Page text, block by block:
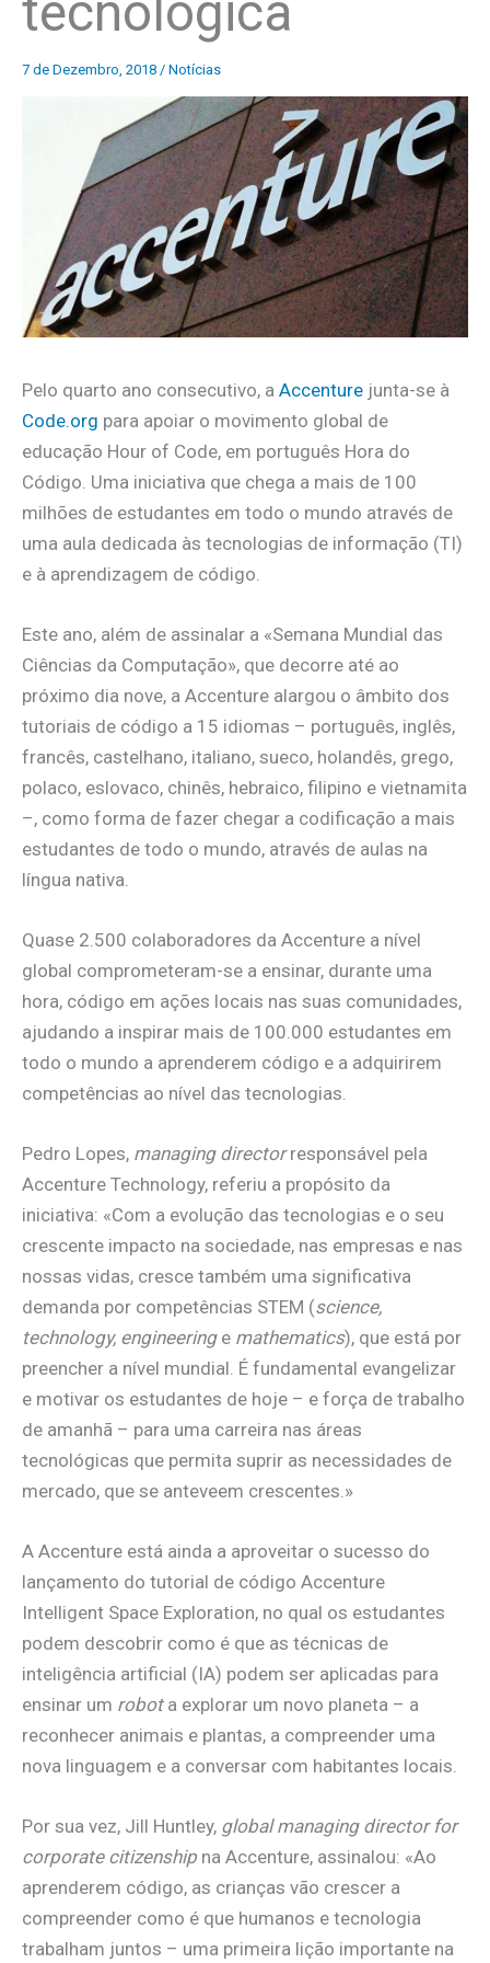
7 de Dezembro, 2018 / Notícias
Pelo quarto ano consecutivo, a Accenture junta-se à
Code.org para apoiar o movimento global de
educação Hour of Code, em português Hora do
Código. Uma iniciativa que chega a mais de 100
milhões de estudantes em todo o mundo através de
uma aula dedicada às tecnologias de informação (TI)
e à aprendizagem de código.
Este ano, além de assinalar a «Semana Mundial das
Ciências da Computação», que decorre até ao
próximo dia nove, a Accenture alargou o âmbito dos
tutoriais de código a 15 idiomas – português, inglês,
francês, castelhano, italiano, sueco, holandês, grego,
polaco, eslovaco, chinês, hebraico, filipino e vietnamita
–, como forma de fazer chegar a codificação a mais
estudantes de todo o mundo, através de aulas na
língua nativa.
Quase 2.500 colaboradores da Accenture a nível
global comprometeram-se a ensinar, durante uma
hora, código em ações locais nas suas comunidades,
ajudando a inspirar mais de 100.000 estudantes em
todo o mundo a aprenderem código e a adquirirem
competências ao nível das tecnologias.
Pedro Lopes, managing directorresponsável pela
Accenture Technology, referiu a propósito da
iniciativa: «Com a evolução das tecnologias e o seu
crescente impacto na sociedade, nas empresas e nas
nossas vidas, cresce também uma significativa
demanda por competências STEM (science,
technology, engineering e mathematics), que está por
preencher a nível mundial. É fundamental evangelizar
e motivar os estudantes de hoje – e força de trabalho
de amanhã – para uma carreira nas áreas
tecnológicas que permita suprir as necessidades de
mercado, que se anteveem crescentes.»
A Accenture está ainda a aproveitar o sucesso do
lançamento do tutorial de código Accenture
Intelligent Space Exploration, no qual os estudantes
podem descobrir como é que as técnicas de
inteligência artificial (IA) podem ser aplicadas para
ensinar um robota explorar um novo planeta – a
reconhecer animais e plantas, a compreender uma
nova linguagem e a conversar com habitantes locais.
Por sua vez, Jill Huntley, global managing director for
corporate citizenship na Accenture, assinalou: «Ao
aprenderem código, as crianças vão crescer a
compreender como é que humanos e tecnologia
trabalham juntos – uma primeira lição importante na